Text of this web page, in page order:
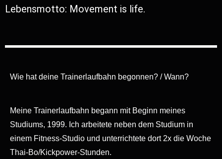
Lebensmotto: Movement is life.
Wie hat deine Trainerlaufbahn begonnen? / Wann?
Meine Trainerlaufbahn begann mit Beginn meines
Studiums, 1999. Ich arbeitete neben dem Studium in
einem Fitness-Studio und unterrichtete dort 2x die Woche
Thai-Bo/Kickpower-Stunden.